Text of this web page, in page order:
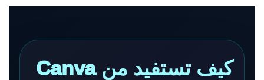
كيف تستفيد من Canva